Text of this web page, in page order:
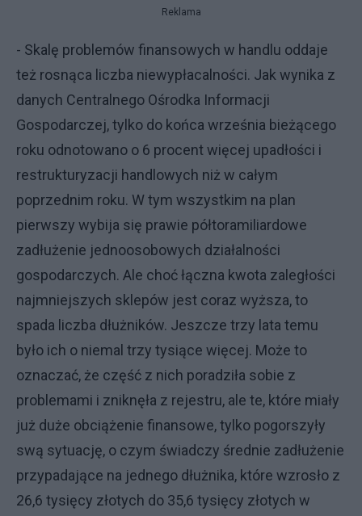
Reklama
- Skalę problemów finansowych w handlu oddaje
też rosnąca liczba niewypłacalności. Jak wynika z
danych Centralnego Ośrodka Informacji
Gospodarczej, tylko do końca września bieżącego
roku odnotowano o 6 procent więcej upadłości i
restrukturyzacji handlowych niż w całym
poprzednim roku. W tym wszystkim na plan
pierwszy wybija się prawie półtoramiliardowe
zadłużenie jednoosobowych działalności
gospodarczych. Ale choć łączna kwota zaległości
najmniejszych sklepów jest coraz wyższa, to
spada liczba dłużników. Jeszcze trzy lata temu
było ich o niemal trzy tysiące więcej. Może to
oznaczać, że część z nich poradziła sobie z
problemami i zniknęła z rejestru, ale te, które miały
już duże obciążenie finansowe, tylko pogorszyły
swą sytuację, o czym świadczy średnie zadłużenie
przypadające na jednego dłużnika, które wzrosło z
26,6 tysięcy złotych do 35,6 tysięcy złotych w